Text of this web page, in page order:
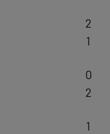
2
1
0
2
1